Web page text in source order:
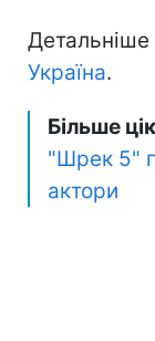
Детальніше
Україна.
Більше
"Шрек 5"
актори